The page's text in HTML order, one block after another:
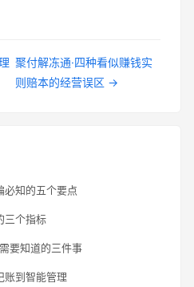
聚付解冻通·四种看似赚钱实
则赔本的经营误区 →
必知的五个要点
三个指标
要知道的三件事
账到智能管理